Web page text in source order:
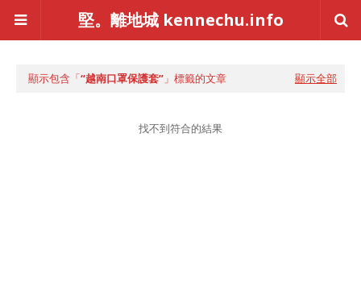
堅。離地城 kennechu.info
顯示包含「 越南口罩保護套 」標籤的文章 顯示全部
找不到符合的結果